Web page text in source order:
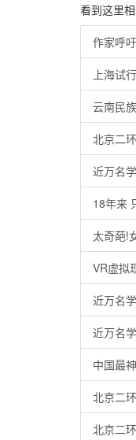
看到这里
作家呼
上海试
云南民
北京二
近万名
18年来
太奇葩!
VR虚拟
近万名
近万名
中国最
北京二
北京二